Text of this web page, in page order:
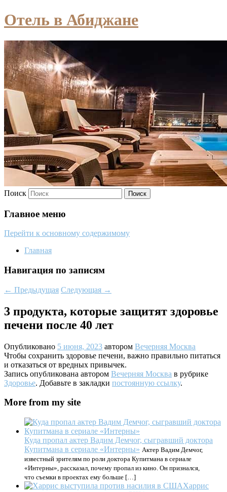
Отель в Абиджане
Поиск
Главное меню
Перейти к основному содержимому
Главная
Навигация по записям
← Предыдущая Следующая →
3 продукта, которые защитят здоровье
печени после 40 лет
Опубликовано 5 июня, 2023 автором Вечерняя Москва
Чтобы сохранить здоровье печени, важно правильно питаться
и отказаться от вредных привычек.
Запись опубликована автором Вечерняя Москва в рубрике
Здоровье. Добавьте в закладки постоянную ссылку.
More from my site
Куда пропал актер Вадим Демчог, сыгравший доктора
Купитмана в сериале «Интерны» Актер Вадим Демчог,
известный зрителям по роли доктора Купитмана в сериале
«Интерны», рассказал, почему пропал из кино. Он признался,
что съемки в проектах ему больше […]
Харрис